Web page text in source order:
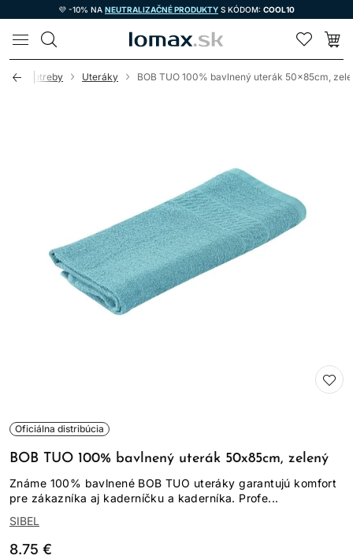
💜 -10% NA NEUTRALIZAČNÉ PRODUKTY S KÓDOM: COOL10
LOMAX
potreby Uteráky BOB TUO 100% bavlnený uterák 50x85cm,
Oficiálna distribúcia
BOB TUO 100% bavlnený uterák 50x85cm, zelený
Známe 100% bavlnené BOB TUO uteráky garantujú komfort
pre zákazníka aj kaderníčku a kaderníka. Profe...
SIBEL
8.75 €